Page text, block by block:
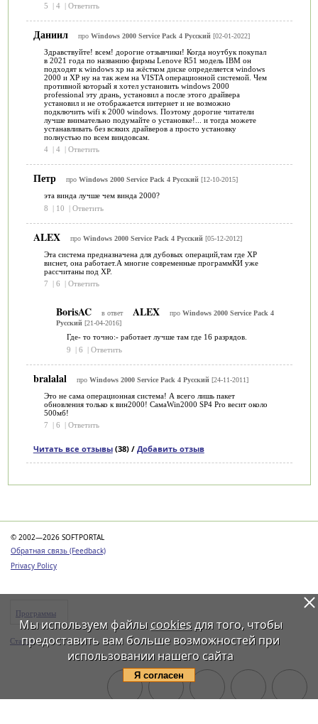
5
| 4 | Ответить
Даниил про Windows 2000 Service Pack 4 Русский [02-01-2022]
Здравствуйте! всем! дорогие отзывчики! Когда ноутбук покупал
в 2021 года по названию фирмы Lenove R51 модель IBM он
подходят к windows xp на жёстком диске определяется windows
2000 и XP ну на так жем на VISTA операционной системой. Чем
противной который я хотел установить windows 2000
professional эту дрань, установил а после этого драйвера
установил и не отображается интернет и не возможно
подключить wifi к 2000 windows. Поэтому дорогие читатели
лучше внимательно подумайте о установке!... и тогда можете
устанавливать без всяких драйверов а просто установку
полнустью по всем виндовсам.
4 | 4 | Ответить
Петр про Windows 2000 Service Pack 4 Русский [12-10-2015]
эта винда лучше чем винда 2000?
8
| 10 | Ответить
ALEX про Windows 2000 Service Pack 4 Русский [05-12-2012]
Эта система предназначена для дубовых операций,там где XP
виснет, она работает.А многие современные программКИ уже
рассчитаны под XP.
7
| 6 | Ответить
BorisAC в ответ ALEX про Windows 2000 Service Pack 4
Русский [21-04-2016]
Где- то точно:- работает лучше там где 16 разрядов.
9
| 6 | Ответить
bralalal про Windows 2000 Service Pack 4 Русский [24-11-2011]
Это не сама операционная система! А всего лишь пакет
обновления только к вин2000! СамаWin2000 SP4 Pro весит около
500мб!
7
| 6 | Ответить
Читать все отзывы(38) / Добавить отзыв
© 2002—2026 SOFTPORTAL
Обратная связь (Feedback)
Privacy Policy
Программы
Статьи
Мы используем файлы cookiesдля того, чтобы
предоставить вам больше возможностей при
использовании нашего сайта